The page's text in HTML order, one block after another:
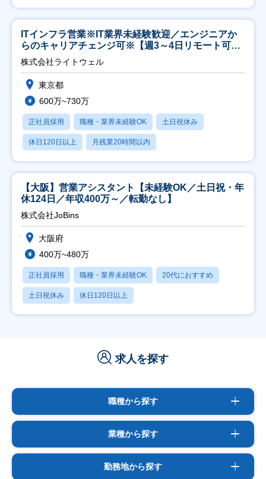
ITインフラ営業※IT業界未経験歓迎／エンジニアか
らのキャリアチェンジ可※【週3～4日リモート可
能】
株式会社ライトウェル
東京都
600万~730万
正社員採用 職種・業界未経験OK 土日祝休み
休日120日以上 月残業20時間以内
【大阪】営業アシスタント【未経験OK／土日祝・年
休124日／年収400万～／転勤なし】
株式会社JoBins
大阪府
400万~480万
正社員採用 職種・業界未経験OK 20代におすすめ
土日祝休み 休日120日以上
求人を探す
職種から探す
業種から探す
勤務地から探す